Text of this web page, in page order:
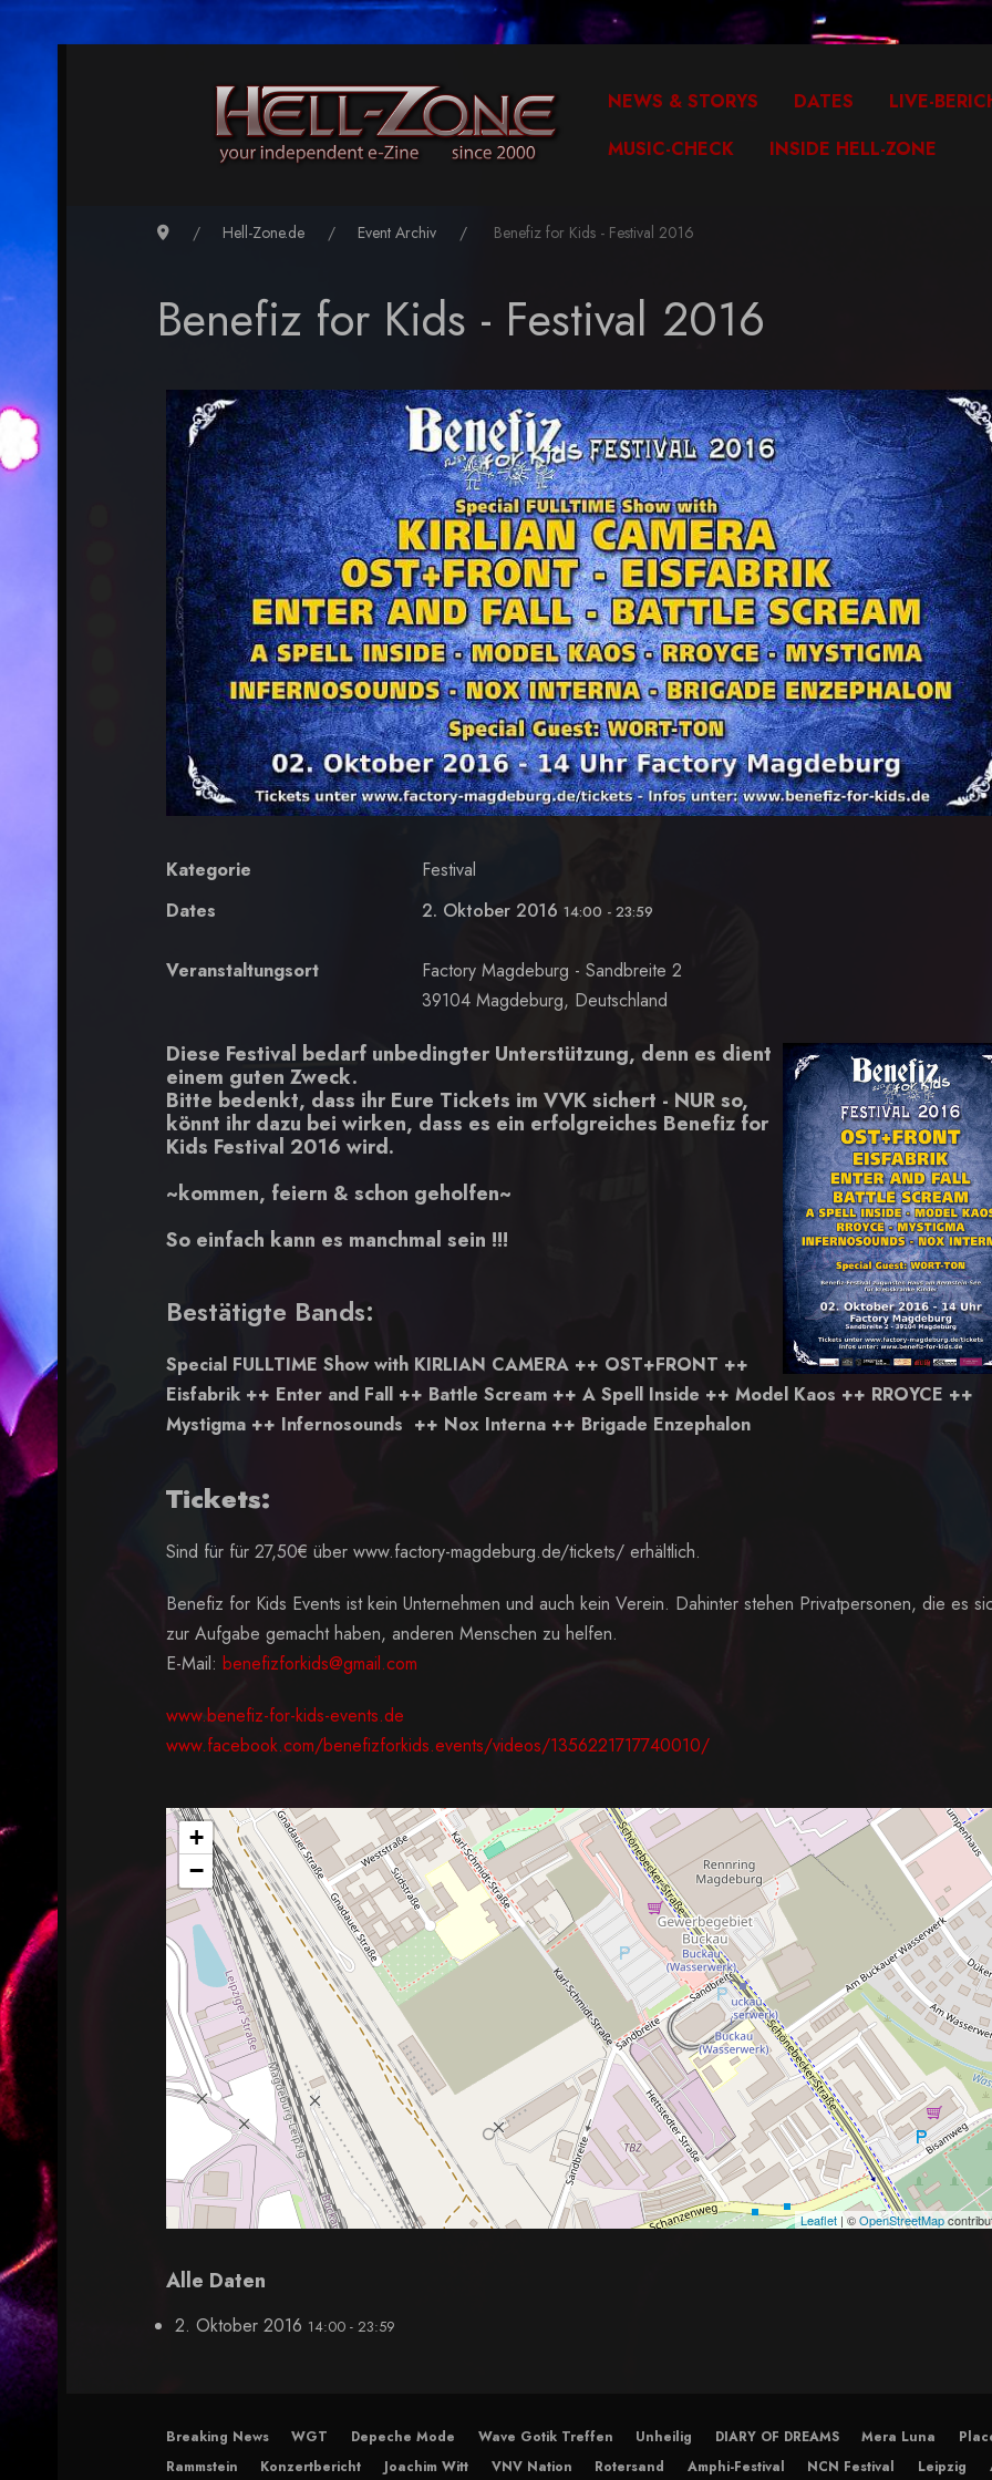
NEWS & STORYS DATES
LIVE-
MUSIC-CHECK
INSIDE HELL-ZONE
Hell-Zone.de Event Archiv Benefiz for Kids - Festival 2016
Benefiz for Kids - Festival 2016
Kategorie
Festival
Dates
2. Oktober 2016 14:00 - 23:59
Veranstaltungsort
Factory Magdeburg - Sandbreite 2
39104 Magdeburg, Deutschland
Diese Festival bedarf unbedingter Unterstützung, denn es dient
einem guten Zweck.
Bitte bedenkt, dass ihr Eure Tickets im VVK sichert - NUR so,
könnt ihr dazu bei wirken, dass es ein erfolgreiches Benefiz for
Kids Festival 2016 wird.
~kommen, feiern & schon geholfen~
So einfach kann es manchmal sein !!!
Bestätigte Bands:
Special FULLTIME Show with KIRLIAN CAMERA ++ OST+FRONT ++
Eisfabrik ++ Enter and Fall ++ Battle Scream ++ A Spell Inside ++ Model Kaos ++ RROYCE ++
Mystigma ++ Infernosounds ++ Nox Interna ++ Brigade Enzephalon
Tickets:
Sind für für 27,50€ über www.factory-magdeburg.de/tickets/ erhältlich.
Benefiz for Kids Events ist kein Unternehmen und auch kein Verein. Dahinter stehen Privatpersonen, die es
zur Aufgabe gemacht haben, anderen Menschen zu helfen.
E-Mail: benefizforkids@gmail.com
www.benefiz-for-kids-events.de
www.facebook.com/benefizforkids.events/videos/1356221717740010/
+
−
Leaflet | ©OpenStreetMap
Alle Daten
2. Oktober 2016 14:00 - 23:59
Breaking News WGT Depeche Mode Wave Gotik Treffen Unheilig DIARY OF DREAMS Mera Luna
Rammstein
Konzertbericht Joachim Witt VNV Nation Rotersand Amphi-Festival NCN Festival Leipzig